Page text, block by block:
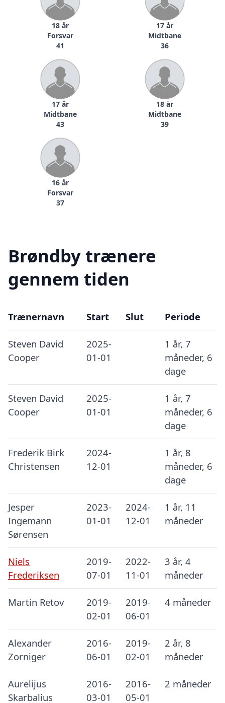
18 år
Forsvar
41
17 år
Midtbane
36
17 år
Midtbane
43
18 år
Midtbane
39
16 år
Forsvar
37
Brøndby trænere
gennem tiden
Trænernavn Start Slut Periode
Steven David
Cooper
2025-
01-01
1 år, 7
måneder, 6
dage
Steven David
Cooper
2025-
01-01
1 år, 7
måneder, 6
dage
Frederik Birk
Christensen
2024-
12-01
1 år, 8
måneder, 6
dage
Jesper
Ingemann
Sørensen
2023-
01-01
2024-
12-01
1 år, 11
måneder
Niels
Frederiksen
2019-
07-01
2022-
11-01
3 år, 4
måneder
Martin Retov
2019-
02-01
2019-
06-01
4 måneder
Alexander
Zorniger
2016-
06-01
2019-
02-01
2 år, 8
måneder
Aurelijus
Skarbalius
2016-
03-01
2016-
05-01
2 måneder